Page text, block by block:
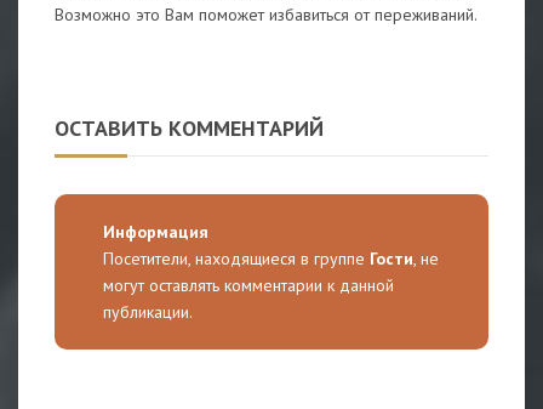
Возможно это Вам поможет избавиться от переживаний.
ОСТАВИТЬ КОММЕНТАРИЙ
Информация
Посетители, находящиеся в группе Гости, не
могут оставлять комментарии к данной
публикации.